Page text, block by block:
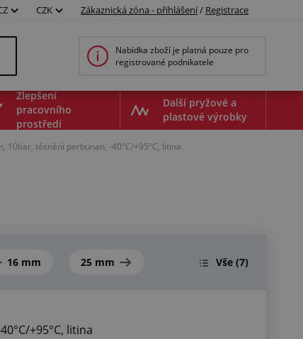
CZK Zákaznická zóna - přihlášení/ Registrace
Nabídka zboží je platná pouze pro
registrované podnikatele
Zlepšení
pracovního
prostředí
Další pryžové a
plastové výrobky
10bar, těsnění perbunan, -40°C/+95°C, litina
16 mm 25 mm Vše (7)
+95°C, litina